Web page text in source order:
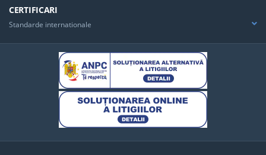
CERTIFICARI
Standarde internationale